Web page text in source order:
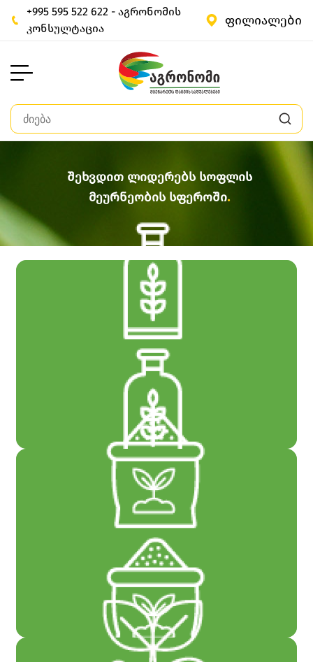
+995 595 522 622 - აგრონომის
კონსულტაცია
ფილიალები
შეხვდით ლიდერებს სოფლის
მეურნეობის სფეროში
პესტიციდები